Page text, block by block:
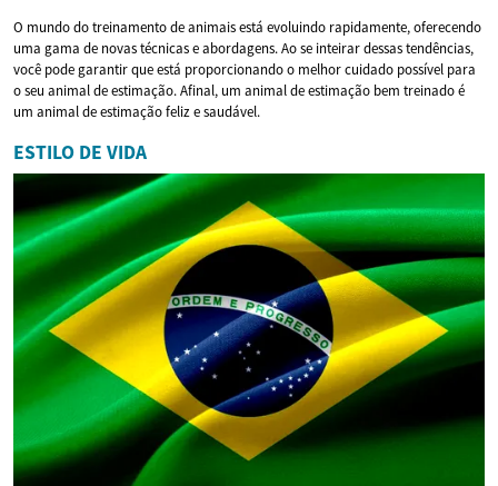
O mundo do treinamento de animais está evoluindo rapidamente, oferecendo
uma gama de novas técnicas e abordagens. Ao se inteirar dessas tendências,
você pode garantir que está proporcionando o melhor cuidado possível para
o seu animal de estimação. Afinal, um animal de estimação bem treinado é
um animal de estimação feliz e saudável.
ESTILO DE VIDA